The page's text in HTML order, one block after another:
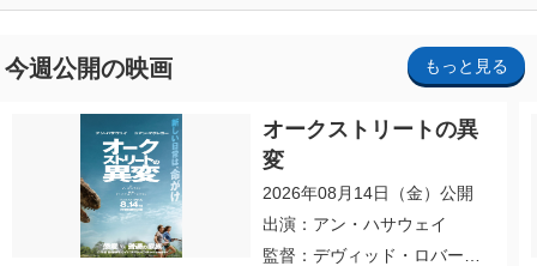
今週公開の映画 もっと見る
オークストリートの異
変
2026年08月14日（金）公開
出演：アン・ハサウェイ
監督：デヴィッド・ロバー